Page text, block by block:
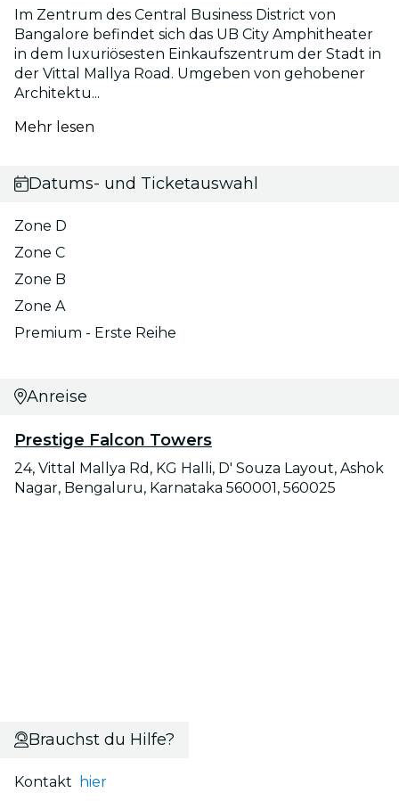
Im Zentrum des Central Business District von
Bangalore befindet sich das UB City Amphitheater
in dem luxuriösesten Einkaufszentrum der Stadt in
der Vittal Mallya Road. Umgeben von gehobener
Architektu...
Mehr lesen
Datums- und Ticketauswahl
Zone D
Zone C
Zone B
Zone A
Premium - Erste Reihe
Anreise
Prestige Falcon Towers
24, Vittal Mallya Rd, KG Halli, D' Souza Layout, Ashok
Nagar, Bengaluru, Karnataka 560001, 560025
Brauchst du Hilfe?
Kontakt hier